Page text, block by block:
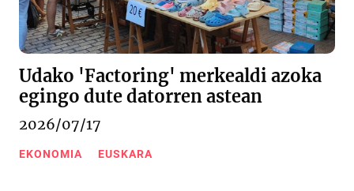
Udako 'Factoring' merkealdi azoka
egingo dute datorren astean
2026/07/17
EKONOMIA EUSKARA